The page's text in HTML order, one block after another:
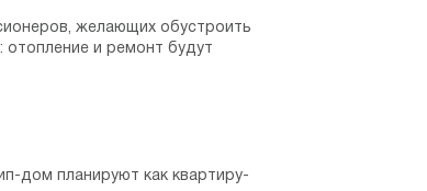
желающих обустроить
и ремонт будут
дом планируют как квартиру-